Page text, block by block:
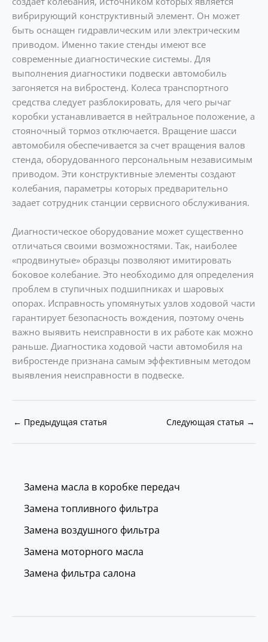
вибрирующий конструктивный элемент. Он может
быть оснащен гидравлическим или электрическим
приводом. Именно такие стенды имеют все
современные диагностические системы. Для
выполнения диагностики подвески автомобиль
загоняется на вибростенд. Колеса транспортного
средства следует разблокировать, для чего рычаг
коробки устанавливается в нейтральное положение, а
стояночный тормоз отключается. Вращение шасси
автомобиля обеспечивается за счет вращения валов
стенда, оборудованного персональным независимым
приводом. Эти конструктивные элементы создают
колебания, параметры которых предварительно
задает сотрудник станции сервисного обслуживания.
Диагностическое оборудование может существенно
отличаться своими возможностями. Так, наиболее
«продвинутые» образцы позволяют имитировать
боковое колебание. Это необходимо для определения
проблем в ступичных подшипниках и шаровых
опорах. Исправность упомянутых узлов ходовой части
гарантирует безопасность вождения, поэтому очень
важно выявить неисправности в их работе как можно
раньше. Диагностика ходовой части автомобиля на
вибростенде признана самым эффективным методом
выявления неисправности в подвеске.
← Предыдущая статья Следующая статья →
Замена масла в коробке передач
Замена топливного фильтра
Замена воздушного фильтра
Замена моторного масла
Замена фильтра салона